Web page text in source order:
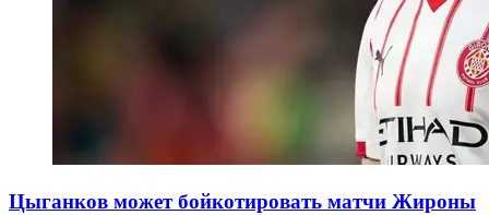
Цыганков может бойкотировать матчи Жироны